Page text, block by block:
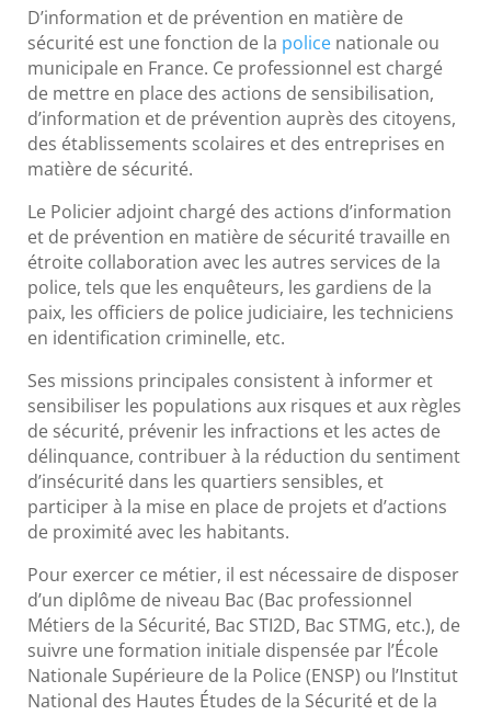
D’information et de prévention en matière de
sécurité est une fonction de la police nationale ou
municipale en France. Ce professionnel est chargé
de mettre en place des actions de sensibilisation,
d’information et de prévention auprès des citoyens,
des établissements scolaires et des entreprises en
matière de sécurité.
Le Policier adjoint chargé des actions d’information
et de prévention en matière de sécurité travaille en
étroite collaboration avec les autres services de la
police, tels que les enquêteurs, les gardiens de la
paix, les officiers de police judiciaire, les techniciens
en identification criminelle, etc.
Ses missions principales consistent à informer et
sensibiliser les populations aux risques et aux règles
de sécurité, prévenir les infractions et les actes de
délinquance, contribuer à la réduction du sentiment
d’insécurité dans les quartiers sensibles, et
participer à la mise en place de projets et d’actions
de proximité avec les habitants.
Pour exercer ce métier, il est nécessaire de disposer
d’un diplôme de niveau Bac (Bac professionnel
Métiers de la Sécurité, Bac STI2D, Bac STMG, etc.), de
suivre une formation initiale dispensée par l’École
Nationale Supérieure de la Police (ENSP) ou l’Institut
National des Hautes Études de la Sécurité et de la